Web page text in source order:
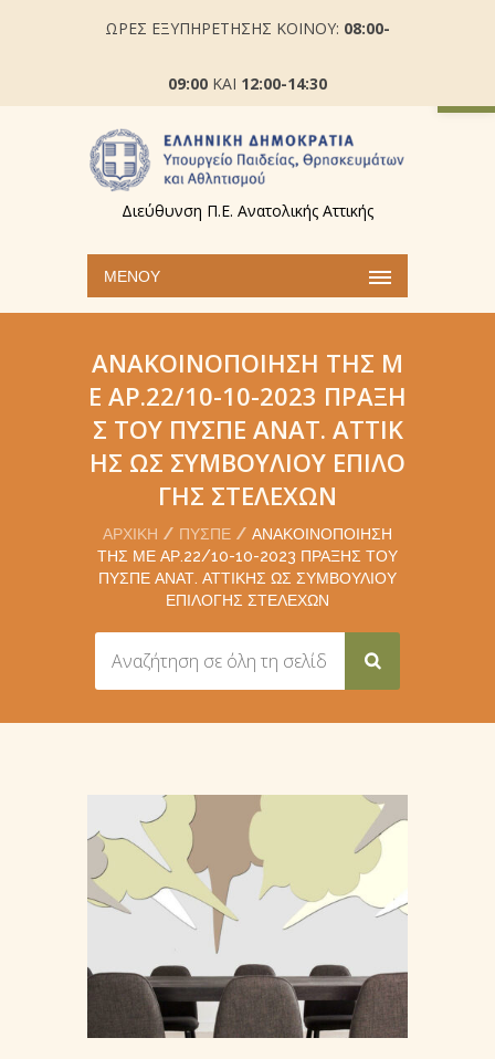
ΩΡΕΣ ΕΞΥΠΗΡΕΤΗΣΗΣ ΚΟΙΝΟΥ: 08:00-
09:00 ΚΑΙ 12:00-14:30
Διεύθυνση Π.Ε. Ανατολικής Αττικής
ΜΕΝΟΎ
ΑΝΑΚΟΙΝΟΠΟΊΗΣΗ ΤΗΣ Μ
Ε ΑΡ.22/10-10-2023 ΠΡΆΞΗ
Σ ΤΟΥ ΠΥΣΠΕ ΑΝΑΤ. ΑΤΤΙΚ
ΉΣ ΩΣ ΣΥΜΒΟΥΛΊΟΥ ΕΠΙΛΟ
ΓΉΣ ΣΤΕΛΕΧΏΝ
ΑΡΧΙΚΉ ΠΥΣΠΕ
ΑΝΑΚΟΙΝΟΠΟΊΗΣΗ
ΤΗΣ ΜΕ ΑΡ.22/10-10-2023 ΠΡΆΞΗΣ ΤΟΥ
ΠΥΣΠΕ ΑΝΑΤ. ΑΤΤΙΚΉΣ ΩΣ ΣΥΜΒΟΥΛΊΟΥ
ΕΠΙΛΟΓΉΣ ΣΤΕΛΕΧΏΝ